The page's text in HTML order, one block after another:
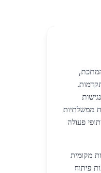
ממשלתיות
פעולה
מקומית
פיתוח